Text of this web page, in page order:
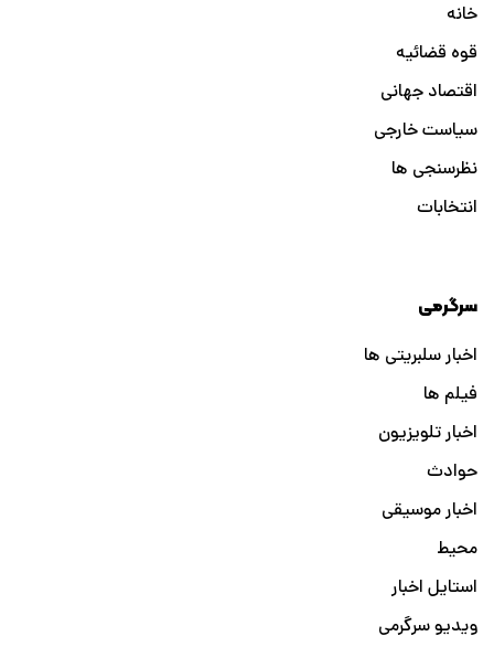
خانه
قوه قضائیه
اقتصاد جهانی
سیاست خارجی
نظرسنجی ها
انتخابات
سرگرمی
اخبار سلبریتی ها
فیلم ها
اخبار تلویزیون
حوادث
اخبار موسیقی
محیط
استایل اخبار
ویدیو سرگرمی